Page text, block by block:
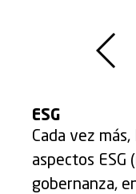
ESG
Cada vez
aspectos ESG
gobernanza,